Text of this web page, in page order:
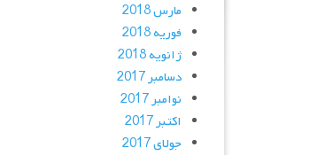
مارس 2018
فوریه 2018
ژانویه 2018
دسامبر 2017
نوامبر 2017
اکتبر 2017
جولای 2017